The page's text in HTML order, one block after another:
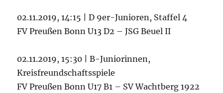
02.11.2019, 14:15 | D 9er-Junioren, Staffel 4
FV Preußen Bonn U13 D2 – JSG Beuel II
02.11.2019, 15:30 | B-Juniorinnen,
Kreisfreundschaftsspiele
FV Preußen Bonn U17 B1 – SV Wachtberg 1922